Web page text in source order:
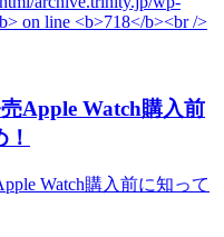
Apple Watch購入前